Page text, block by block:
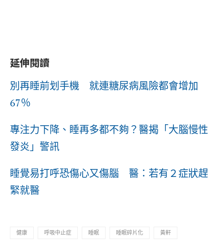
延伸閱讀
別再睡前划手機 就連糖尿病風險都會增加
67％
專注力下降、睡再多都不夠？醫揭「大腦慢性
發炎」警訊
睡覺易打呼恐傷心又傷腦 醫：若有２症狀趕
緊就醫
健康 呼吸中止症 睡眠 睡眠碎片化 黃軒